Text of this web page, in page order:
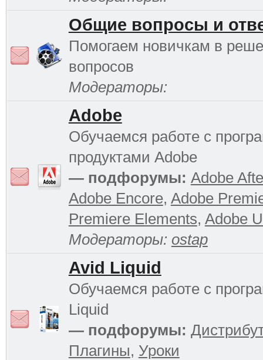
Общие вопросы и
Помогаем новичкам в
вопросов
Модераторы:
Adobe
Обучаемся работе с
продуктами Adobe
— подфорумы: Adobe
Adobe Encore, Adobe
Premiere Elements, Adobe
Модераторы: ostap
Avid Liquid
Обучаемся работе с
Liquid
— подфорумы:
Плагины, Уроки